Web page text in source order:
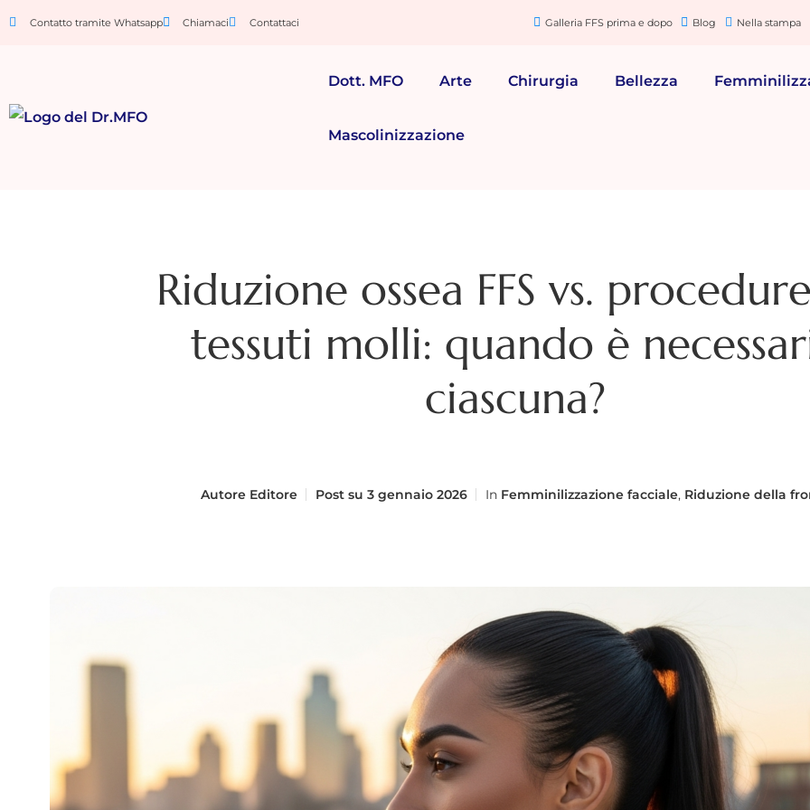
Contatto tramite Whatsapp Chiamaci Contattaci Galleria FFS prima e dopo Blog Nella stampa
Dott. MFO Arte Chirurgia Bellezza
Mascolinizzazione
Riduzione ossea FFS vs.
tessuti molli: quando è
ciascuna?
AutoreEditore Post su 3 gennaio 2026 In Femminilizzazione facciale, Riduzione della